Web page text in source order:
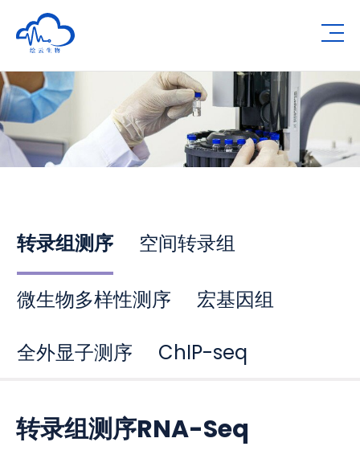
Human Metabolomics Institute
转录组测序
空间转录组
微生物多样性测序
宏基因组
全外显子测序
ChIP-seq
转录组测序RNA-Seq